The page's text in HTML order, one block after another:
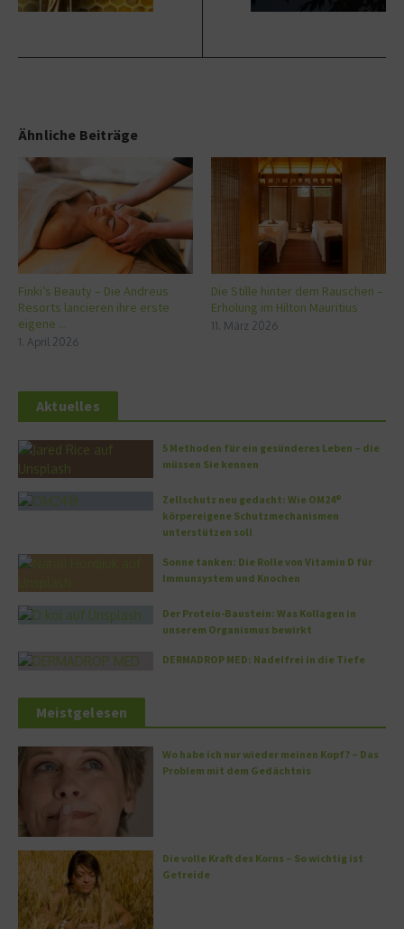
Ähnliche Beiträge
Finki’s Beauty – Die Andreus
Resorts lancieren ihre erste
eigene ...
1. April 2026
Die Stille hinter dem Rauschen –
Erholung im Hilton Mauritius
11. März 2026
Aktuelles
5 Methoden für ein gesünderes Leben – die
müssen Sie kennen
Zellschutz neu gedacht: Wie OM24®
körpereigene Schutzmechanismen
unterstützen soll
Sonne tanken: Die Rolle von Vitamin D für
Immunsystem und Knochen
Der Protein-Baustein: Was Kollagen in
unserem Organismus bewirkt
DERMADROP MED: Nadelfrei in die Tiefe
Meistgelesen
Wo habe ich nur wieder meinen Kopf? – Das
Problem mit dem Gedächtnis
Die volle Kraft des Korns – So wichtig ist
Getreide